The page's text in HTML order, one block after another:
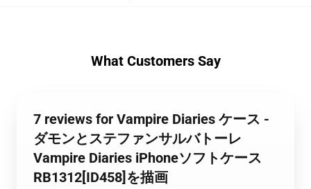
What Customers Say
7 reviews for Vampire Diaries ケース -
ダモンとステファンサルバトーレ
Vampire Diaries iPhoneソフトケース
RB1312[ID458]を描画